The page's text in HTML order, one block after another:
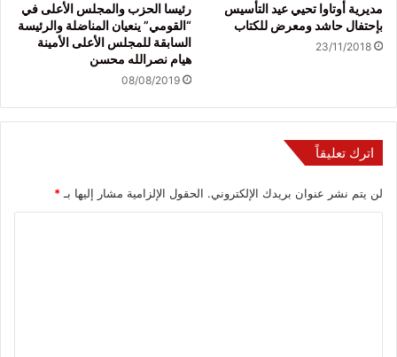
مديرية أوتاوا تحيي عيد التأسيس
بإحتفال حاشد ومعرض للكتاب
23/11/2018
رئيسا الحزب والمجلس الأعلى في
“القومي” ينعيان المناضلة والرئيسة
السابقة للمجلس الأعلى الأمينة
هيام نصرالله محسن
08/08/2019
اترك تعليقاً
لن يتم نشر عنوان بريدك الإلكتروني. الحقول الإلزامية مشار إليها بـ *